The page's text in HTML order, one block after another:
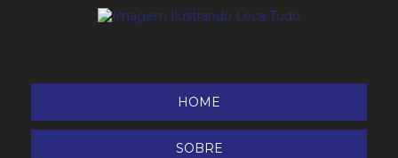
Roçadeira Etanol
Tesoura de Poda Bateria Dup 361 Makita
HOME
SOBRE